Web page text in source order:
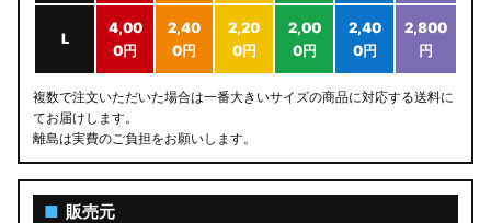
L
4,00
0円
2,40
0円
2,20
0円
2,00
0円
2,40
0円
2,800
円
複数で注文いただいた場合は一番大きいサイズの商品に対応する送料に
てお届けします。
離島は実費のご負担をお願いします。
■ 販売元